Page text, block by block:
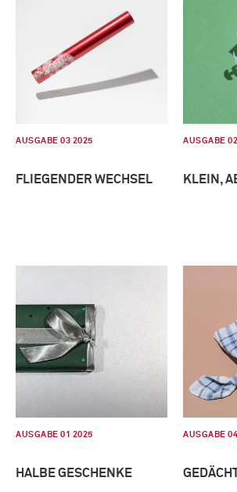
AUSGABE 03 2025
FLIEGENDER WECHSEL
AUSGABE
KLEIN,
AUSGABE 01 2025
HALBE GESCHENKE
AUSGABE